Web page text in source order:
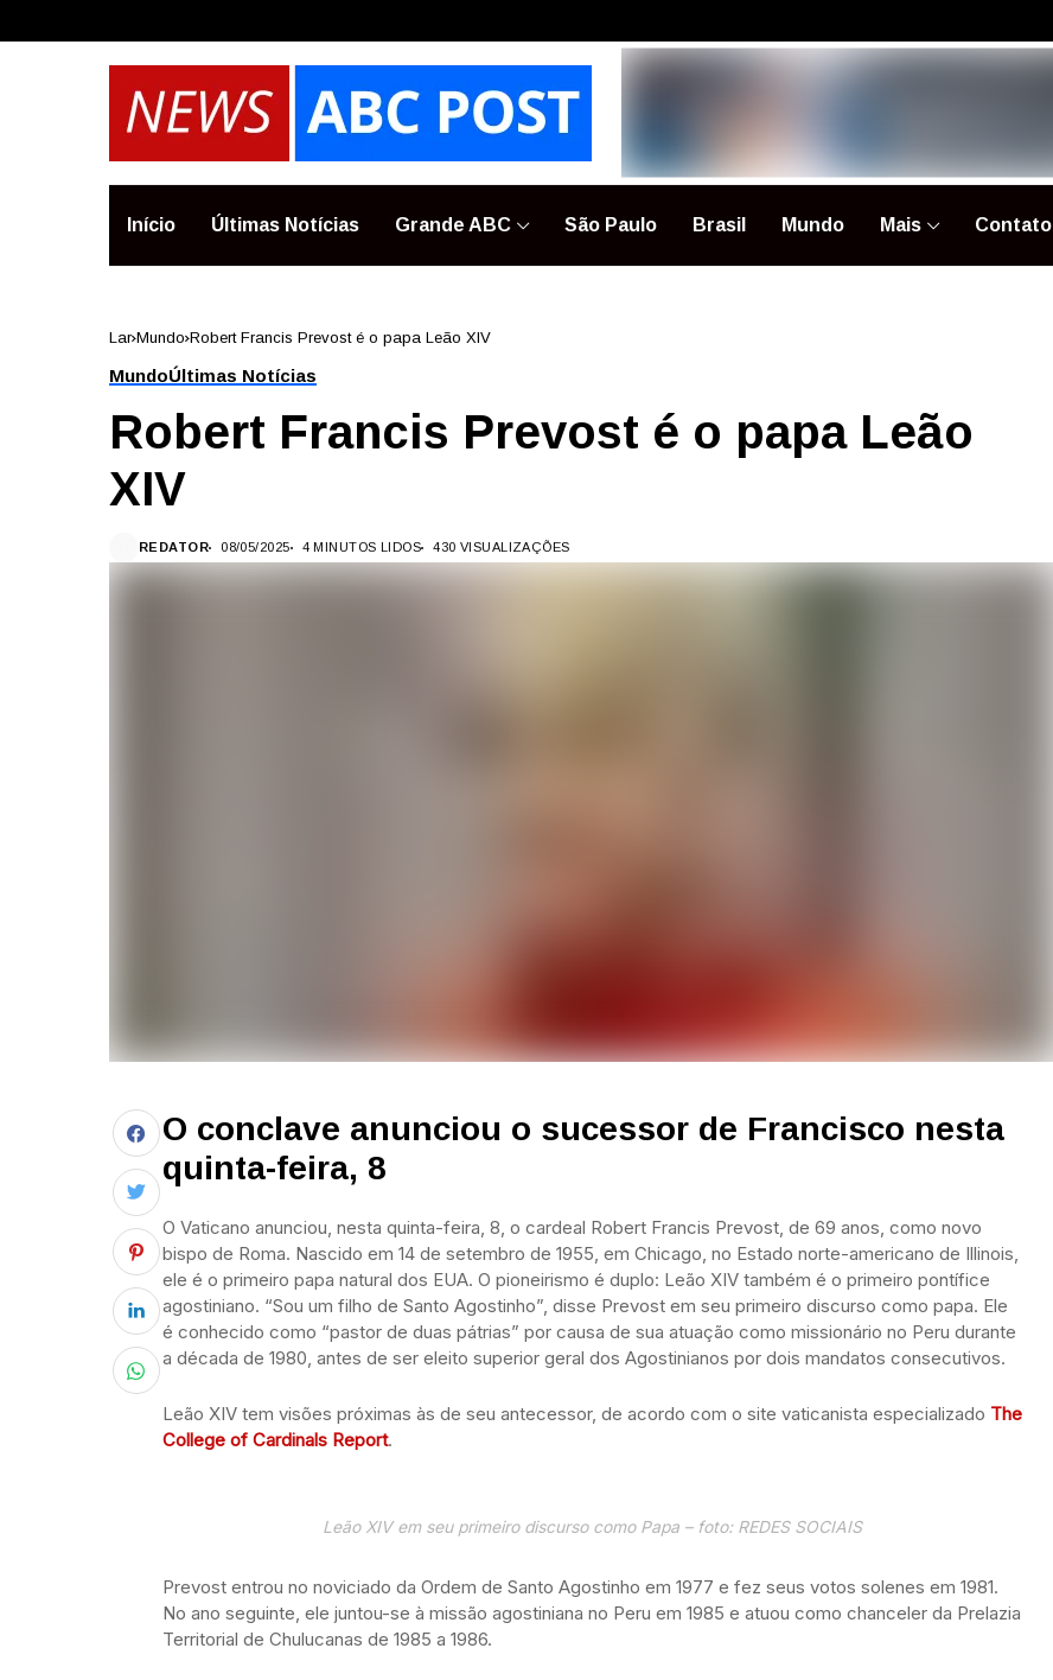
Início Últimas Notícias Grande ABC São Paulo Brasil Mundo Mais Contato
Lar Mundo Robert Francis Prevost é o papa Leão XIV
MundoÚltimas Notícias
Robert Francis Prevost é o papa Leão
XIV
REDATOR 08/05/2025 4 MINUTOS LIDOS 430 VISUALIZAÇÕES
O conclave anunciou o sucessor de Francisco nesta
quinta-feira, 8
O Vaticano anunciou, nesta quinta-feira, 8, o cardeal Robert Francis Prevost, de 69 anos, como novo
bispo de Roma. Nascido em 14 de setembro de 1955, em Chicago, no Estado norte-americano de Illinois,
ele é o primeiro papa natural dos EUA. O pioneirismo é duplo: Leão XIV também é o primeiro pontífice
agostiniano. “Sou um filho de Santo Agostinho”, disse Prevost em seu primeiro discurso como papa. Ele
é conhecido como “pastor de duas pátrias” por causa de sua atuação como missionário no Peru durante
a década de 1980, antes de ser eleito superior geral dos Agostinianos por dois mandatos consecutivos.
Leão XIV tem visões próximas às de seu antecessor, de acordo com o site vaticanista especializado The
College of Cardinals Report.
Leão XIV em seu primeiro discurso como Papa – foto: REDES SOCIAIS
Prevost entrou no noviciado da Ordem de Santo Agostinho em 1977 e fez seus votos solenes em 1981.
No ano seguinte, ele juntou-se à missão agostiniana no Peru em 1985 e atuou como chanceler da Prelazia
Territorial de Chulucanas de 1985 a 1986.